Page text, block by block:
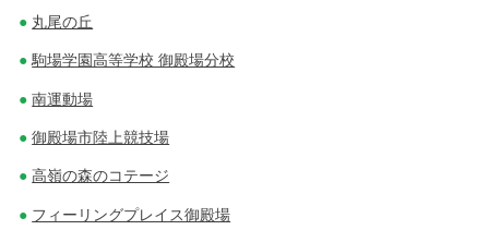
丸尾の丘
駒場学園高等学校 御殿場分校
南運動場
御殿場市陸上競技場
高嶺の森のコテージ
フィーリングプレイス御殿場